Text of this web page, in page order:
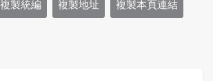
複製統編 複製地址 複製本頁連結